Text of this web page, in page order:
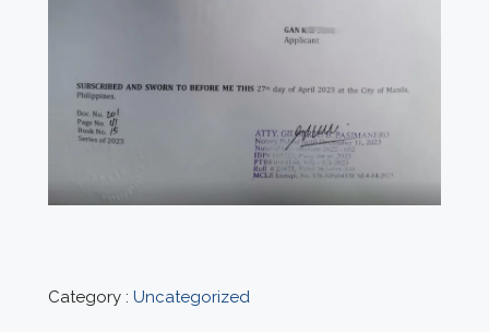
Category : Uncategorized